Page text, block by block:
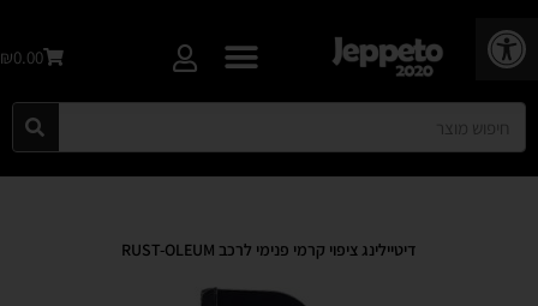
פתח סרגל נגישות
₪0.00
דיטיילינג ציפוי קרמי פנימי לרכב RUST-OLEUM